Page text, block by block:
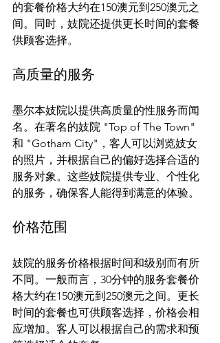
的套餐价格大约在150澳元到250澳元之
间。同时，妓院还提供更长时间的套餐
高质量的服务
墨尔本妓院以提供高质量的性服务而闻
名。在著名的妓院 "Top of The Town"
和 "Gotham City"，客人可以浏览妓女
的照片，并根据自己的偏好选择合适的
服务对象。这些妓院提供专业、个性化
价格范围
妓院的服务价格根据时间和级别而有所
不同。一般而言，30分钟的服务套餐价
格大约在150澳元到250澳元之间。更长
时间的套餐也可供顾客选择，价格会相
应增加。客人可以根据自己的需求和预